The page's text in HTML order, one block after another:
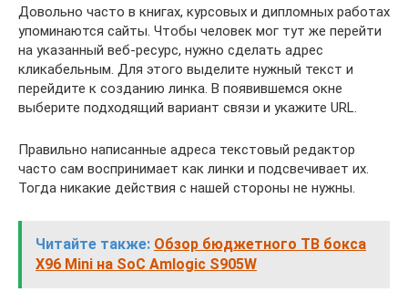
Довольно часто в книгах, курсовых и дипломных работах
упоминаются сайты. Чтобы человек мог тут же перейти
на указанный веб-ресурс, нужно сделать адрес
кликабельным. Для этого выделите нужный текст и
перейдите к созданию линка. В появившемся окне
выберите подходящий вариант связи и укажите URL.
Правильно написанные адреса текстовый редактор
часто сам воспринимает как линки и подсвечивает их.
Тогда никакие действия с нашей стороны не нужны.
Читайте также: Обзор бюджетного ТВ бокса
X96 Mini на SoC Amlogic S905W